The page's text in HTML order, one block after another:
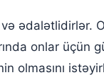
ədalətlidirlər.
onlar üçün
olmasını